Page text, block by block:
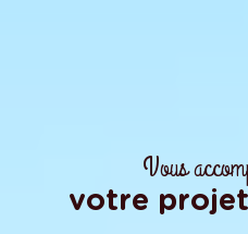
Vous
votre